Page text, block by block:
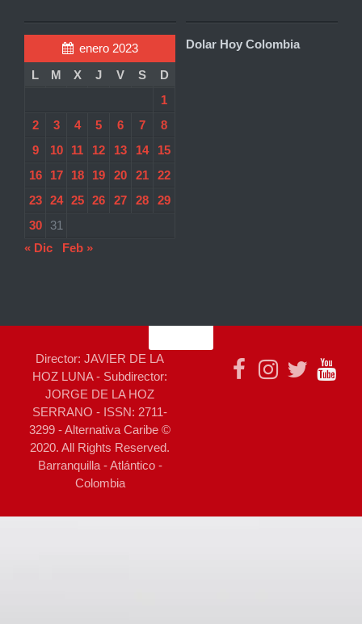
enero 2023
L
M X J V S
D
1
2
3 4 5 6 7
8
9
10 11 12 13 14
15
16
17 18 19 20 21
22
23
24 25 26 27 28
29
30
31
« Dic
Feb »
Dolar Hoy Colombia
Director: JAVIER DE LA
HOZ LUNA - Subdirector:
JORGE DE LA HOZ
SERRANO - ISSN: 2711-
3299 - Alternativa Caribe ©
2020. All Rights Reserved.
Barranquilla - Atlántico -
Colombia